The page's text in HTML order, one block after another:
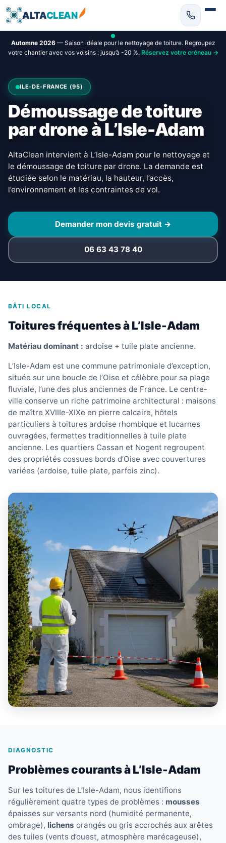
ALTACLEAN
Automne 2026— Saison idéale pour le nettoyage de toiture. Regroupez
votre chantier avec vos voisins : jusqu’à -20 %. Réservez votre créneau →
ILE-DE-FRANCE (95)
Démoussage de toiture
par drone à L’Isle-Adam
AltaClean intervient à L’Isle-Adam pour le nettoyage et
le démoussage de toiture par drone. La demande est
étudiée selon le matériau, la hauteur, l’accès,
l’environnement et les contraintes de vol.
Demander mon devis gratuit →
06 63 43 78 40
BÂTI LOCAL
Toitures fréquentes à L’Isle-Adam
Matériau dominant : ardoise + tuile plate ancienne.
L’Isle-Adam est une commune patrimoniale d’exception,
située sur une boucle de l’Oise et célèbre pour sa plage
fluviale, l’une des plus anciennes de France. Le centre-
ville conserve un riche patrimoine architectural : maisons
de maître XVIIIe-XIXe en pierre calcaire, hôtels
particuliers à toitures ardoise rhombique et lucarnes
ouvragées, fermettes traditionnelles à tuile plate
ancienne. Les quartiers Cassan et Nogent regroupent
des propriétés cossues bords d’Oise avec couvertures
variées (ardoise, tuile plate, parfois zinc).
DIAGNOSTIC
Problèmes courants à L’Isle-Adam
Sur les toitures de L’Isle-Adam, nous identifions
régulièrement quatre types de problèmes : mousses
épaisses sur versants nord (humidité permanente,
ombrage), lichens orangés ou gris accrochés aux arêtes
des tuiles (vents d’ouest, atmosphère marécageuse),